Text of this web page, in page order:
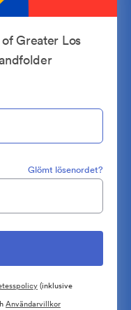
Greater Los
Glömt lösenordet?
(inklusive
Användarvillkor